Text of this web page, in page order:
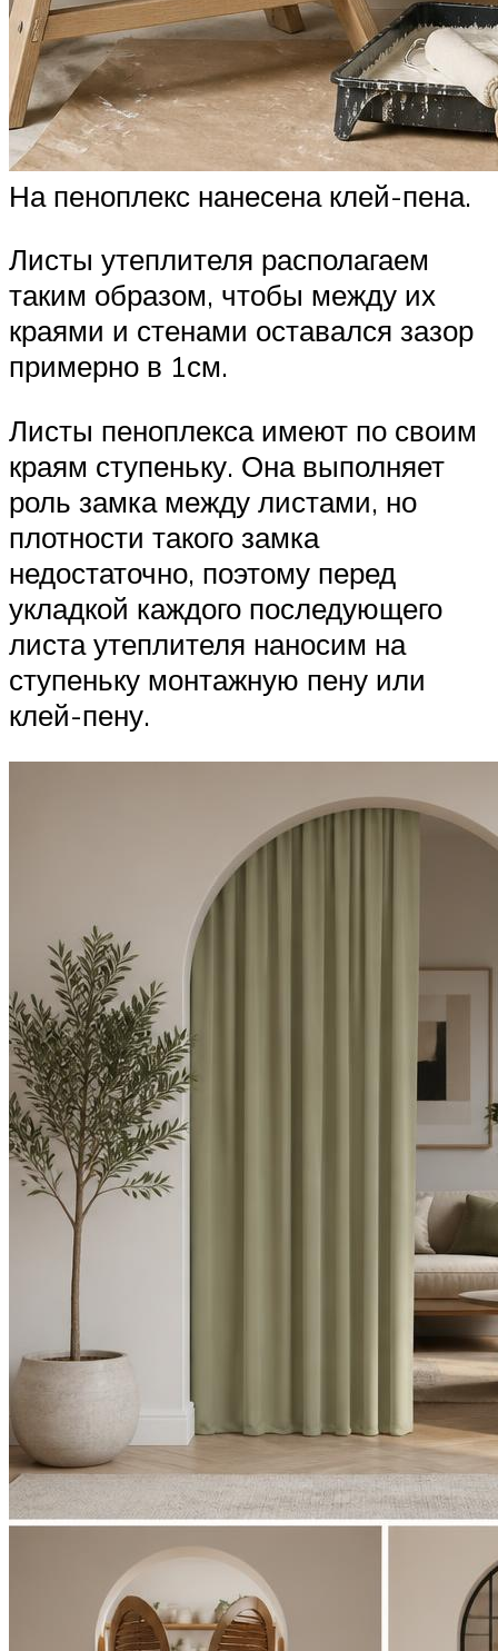
На пеноплекс нанесена клей-пена.
Листы утеплителя располагаем
таким образом, чтобы между их
краями и стенами оставался зазор
примерно в 1см.
Листы пеноплекса имеют по своим
краям ступеньку. Она выполняет
роль замка между листами, но
плотности такого замка
недостаточно, поэтому перед
укладкой каждого последующего
листа утеплителя наносим на
ступеньку монтажную пену или
клей-пену.